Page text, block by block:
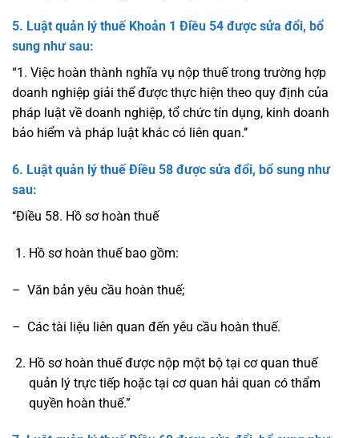
5. Luật quản lý thuế Khoản 1 Điều 54 được sửa đổi, bổ
sung như sau:
“1. Việc hoàn thành nghĩa vụ nộp thuế trong trường hợp
doanh nghiệp giải thể được thực hiện theo quy định của
pháp luật về doanh nghiệp, tổ chức tín dụng, kinh doanh
bảo hiểm và pháp luật khác có liên quan.’’
6. Luật quản lý thuế Điều 58 được sửa đổi, bổ sung như
sau:
‘‘Điều 58. Hồ sơ hoàn thuế
Hồ sơ hoàn thuế bao gồm:
– Văn bản yêu cầu hoàn thuế;
– Các tài liệu liên quan đến yêu cầu hoàn thuế.
Hồ sơ hoàn thuế được nộp một bộ tại cơ quan thuế
quản lý trực tiếp hoặc tại cơ quan hải quan có thẩm
quyền hoàn thuế.”